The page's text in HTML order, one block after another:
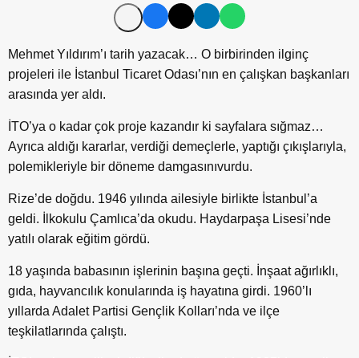
Mehmet Yıldırım’ı tarih yazacak… O birbirinden ilginç
projeleri ile İstanbul Ticaret Odası’nın en çalışkan başkanları
arasında yer aldı.
İTO’ya o kadar çok proje kazandır ki sayfalara sığmaz…
Ayrıca aldığı kararlar, verdiği demeçlerle, yaptığı çıkışlarıyla,
polemikleriyle bir döneme damgasınıvurdu.
Rize’de doğdu. 1946 yılında ailesiyle birlikte İstanbul’a
geldi. İlkokulu Çamlıca’da okudu. Haydarpaşa Lisesi’nde
yatılı olarak eğitim gördü.
18 yaşında babasının işlerinin başına geçti. İnşaat ağırlıklı,
gıda, hayvancılık konularında iş hayatına girdi. 1960’lı
yıllarda Adalet Partisi Gençlik Kolları’nda ve ilçe
teşkilatlarında çalıştı.